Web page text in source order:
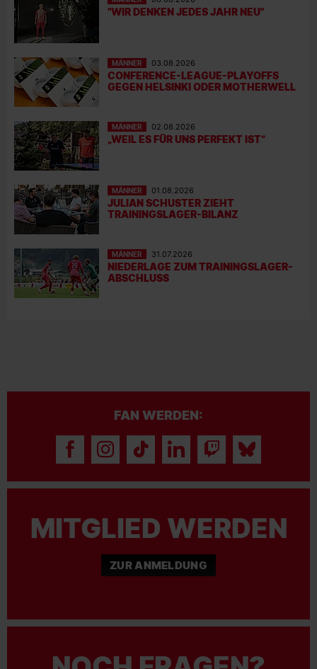
"WIR DENKEN JEDES JAHR NEU"
MÄNNER 03.08.2026
CONFERENCE-LEAGUE-PLAYOFFS
GEGEN HELSINKI ODER MOTHERWELL
MÄNNER 02.08.2026
„WEIL ES FÜR UNS PERFEKT IST“
MÄNNER 01.08.2026
JULIAN SCHUSTER ZIEHT
TRAININGSLAGER-BILANZ
MÄNNER 31.07.2026
NIEDERLAGE ZUM TRAININGSLAGER-
ABSCHLUSS
FAN WERDEN:
MITGLIED WERDEN
ZUR ANMELDUNG